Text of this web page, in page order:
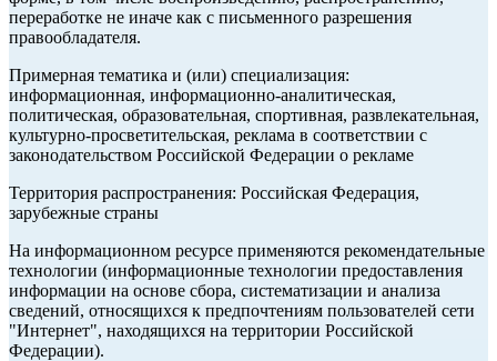
переработке не иначе как с письменного разрешения
правообладателя.
Примерная тематика и (или) специализация:
информационная, информационно-аналитическая,
политическая, образовательная, спортивная, развлекательная,
культурно-просветительская, реклама в соответствии с
законодательством Российской Федерации о рекламе
Территория распространения: Российская Федерация,
зарубежные страны
На информационном ресурсе применяются рекомендательные
технологии (информационные технологии предоставления
информации на основе сбора, систематизации и анализа
сведений, относящихся к предпочтениям пользователей сети
"Интернет", находящихся на территории Российской
Федерации).